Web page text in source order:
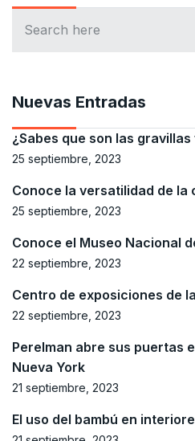
Nuevas Entradas
¿Sabes que son las
25 septiembre, 2023
Conoce la versatilidad de la
25 septiembre, 2023
Conoce el Museo Nacional
22 septiembre, 2023
Centro de exposiciones de
22 septiembre, 2023
Perelman abre sus puertas
Nueva York
21 septiembre, 2023
El uso del bambú en